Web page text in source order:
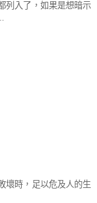
列入了，如果是想暗示
壞時，足以危及人的生